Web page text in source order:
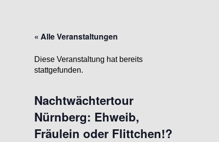
« Alle Veranstaltungen
Diese Veranstaltung hat bereits
stattgefunden.
Nachtwächtertour
Nürnberg: Ehweib,
Fräulein oder Flittchen!?